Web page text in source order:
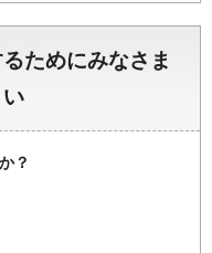
ためにみなさま
？